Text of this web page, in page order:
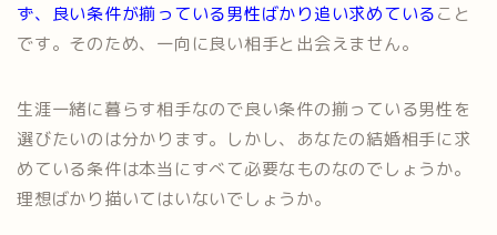
ず、良い条件が揃っている男性ばかり追い求めていること
です。そのため、一向に良い相手と出会えません。
生涯一緒に暮らす相手なので良い条件の揃っている男性を
選びたいのは分かります。しかし、あなたの結婚相手に求
めている条件は本当にすべて必要なものなのでしょうか。
理想ばかり描いてはいないでしょうか。